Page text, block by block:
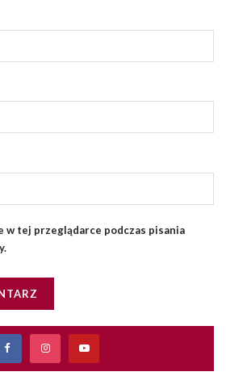
w tej przeglądarce podczas pisania